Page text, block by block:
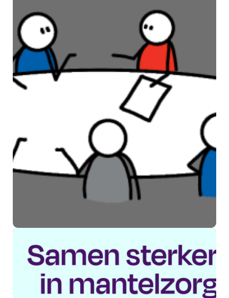
Vrijwilligersdag SWAN
Welzijn en SWO: een dag van
waardering en ontmoeting
Swan Welzijn past activiteiten
in Kesteren aan